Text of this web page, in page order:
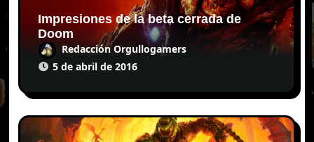
Impresiones de la beta cerrada de
Doom
Redacción Orgullogamers
5 de abril de 2016